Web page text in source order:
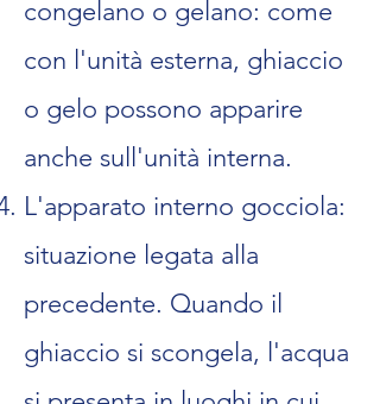
congelano o gelano: come
con l'unità esterna, ghiaccio
o gelo possono apparire
anche sull'unità interna.
L'apparato interno gocciola:
situazione legata alla
precedente. Quando il
ghiaccio si scongela, l'acqua